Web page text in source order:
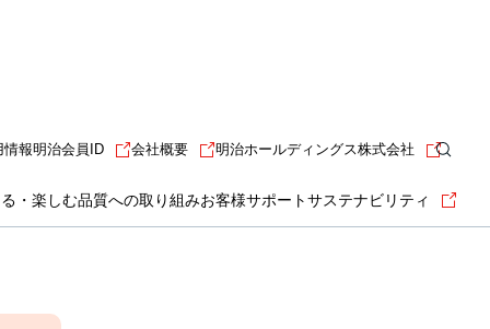
・楽しむ品質への取り組みお客様サポートサステナビリティ
情報明治会員ID 会社概要 明治ホールディングス株式会社